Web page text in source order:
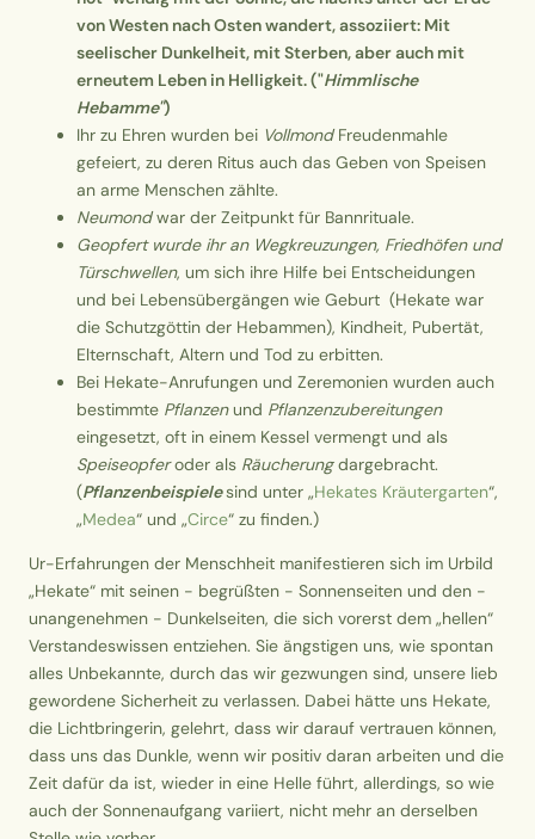
von Westen nach Osten wandert, assoziiert: Mit
seelischer Dunkelheit, mit Sterben, aber auch mit
erneutem Leben in Helligkeit.("Himmlische
Hebamme")
Ihr zu Ehren wurden bei VollmondFreudenmahle
gefeiert, zu deren Ritus auch das Geben von Speisen
an arme Menschen zählte.
Neumondwar der Zeitpunkt für Bannrituale.
Geopfert wurde ihr an Wegkreuzungen, Friedhöfen und
Türschwellen, um sich ihre Hilfe bei Entscheidungen
und bei Lebensübergängen wie Geburt (Hekate war
die Schutzgöttin der Hebammen), Kindheit, Pubertät,
Elternschaft, Altern und Tod zu erbitten.
Bei Hekate-Anrufungen und Zeremonien wurden auch
bestimmte Pflanzenund Pflanzenzubereitungen
eingesetzt, oft in einem Kessel vermengt und als
Speiseopferoder als Räucherungdargebracht.
(Pflanzenbeispielesind unter „Hekates Kräutergarten“,
„Medea“ und „Circe“ zu finden.)
Ur-Erfahrungen der Menschheit manifestieren sich im Urbild
„Hekate“ mit seinen - begrüßten - Sonnenseiten und den -
unangenehmen - Dunkelseiten, die sich vorerst dem „hellen“
Verstandeswissen entziehen. Sie ängstigen uns, wie spontan
alles Unbekannte, durch das wir gezwungen sind, unsere lieb
gewordene Sicherheit zu verlassen. Dabei hätte uns Hekate,
die Lichtbringerin, gelehrt, dass wir darauf vertrauen können,
dass uns das Dunkle, wenn wir positiv daran arbeiten und die
Zeit dafür da ist, wieder in eine Helle führt, allerdings, so wie
auch der Sonnenaufgang variiert, nicht mehr an derselben